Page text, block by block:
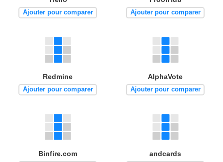
Ajouter pour comparer Ajouter pour comparer
Redmine
Ajouter pour comparer
AlphaVote
Ajouter pour comparer
Binfire.com andcards